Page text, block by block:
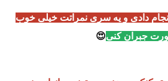
دادی و یه سری نمراتت خیلی خوب
جبران کنی😍